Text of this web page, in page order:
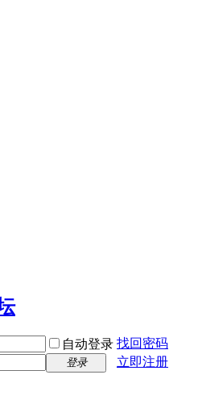
自动登录 找回密码
登录
立即注册